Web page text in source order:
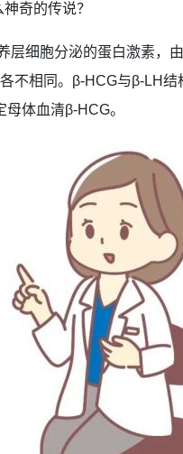
奇的传说？
细胞分泌的蛋白激素，
不相同。β-HCG与β-LH
体血清β-HCG。